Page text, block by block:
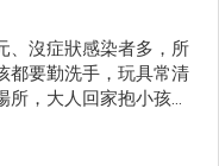
、沒症狀感染者多，所
都要勤洗手，玩具常清
，大人回家抱小孩之
染腸病毒患者，因其所
提高，更要小心有無重